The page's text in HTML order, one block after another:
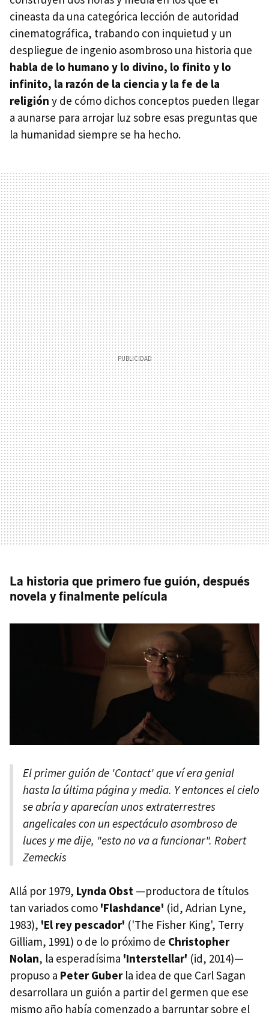
cineasta da una categórica lección de autoridad
cinematográfica, trabando con inquietud y un
despliegue de ingenio asombroso una historia que
habla de lo humano y lo divino, lo finito y lo
infinito, la razón de la ciencia y la fe de la
religión y de cómo dichos conceptos pueden llegar
a aunarse para arrojar luz sobre esas preguntas que
la humanidad siempre se ha hecho.
La historia que primero fue guión, después
novela y finalmente película
El primer guión de 'Contact' que ví era genial
hasta la última página y media. Y entonces el cielo
se abría y aparecían unos extraterrestres
angelicales con un espectáculo asombroso de
luces y me dije, "esto no va a funcionar". Robert
Zemeckis
Allá por 1979, Lynda Obst —productora de títulos
tan variados como 'Flashdance' (id, Adrian Lyne,
1983), 'El rey pescador' ('The Fisher King', Terry
Gilliam, 1991) o de lo próximo de Christopher
Nolan, la esperadísima 'Interstellar' (id, 2014)—
propuso a Peter Guberla idea de que Carl Sagan
desarrollara un guión a partir del germen que ese
mismo año había comenzado a barruntar sobre el